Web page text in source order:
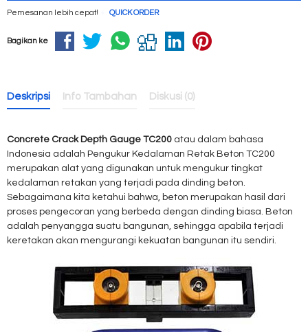
Pemesanan lebih cepat! QUICK ORDER
Bagikan ke
Deskripsi Info Tambahan Diskusi (0)
Concrete Crack Depth Gauge TC200 atau dalam bahasa
Indonesia adalah Pengukur Kedalaman Retak Beton TC200
merupakan alat yang digunakan untuk mengukur tingkat
kedalaman retakan yang terjadi pada dinding beton.
Sebagaimana kita ketahui bahwa, beton merupakan hasil dari
proses pengecoran yang berbeda dengan dinding biasa. Beton
adalah penyangga suatu bangunan, sehingga apabila terjadi
keretakan akan mengurangi kekuatan bangunan itu sendiri.